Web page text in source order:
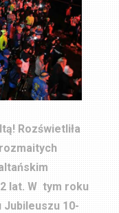
Rozświetliła
lat. W tym roku
Jubileuszu 10-